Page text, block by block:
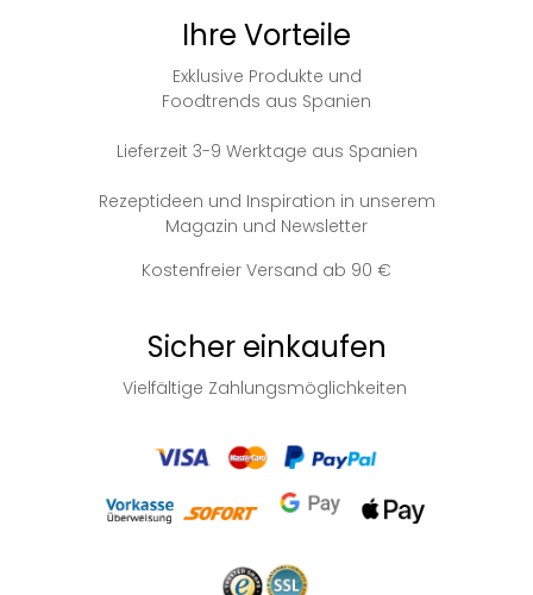
Ihre Vorteile
Exklusive Produkte und
Foodtrends aus Spanien
Lieferzeit 3-9 Werktage aus Spanien
Rezeptideen und Inspiration in unserem
Magazin und Newsletter
Kostenfreier Versand ab 90 €
Sicher einkaufen
Vielfältige Zahlungsmöglichkeiten